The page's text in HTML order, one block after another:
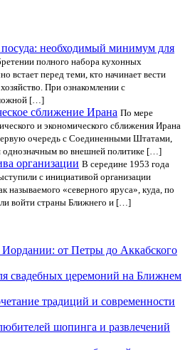
необходимый минимум для
полного набора кухонных
встает перед теми, кто начинает вести
При ознакомлении с
[…]
сближение Ирана По мере
и экономического сближения Ирана
очередь с Соединенными Штатами,
однозначным во внешней политике […]
организации В середине 1953 года
с инициативой организации
называемого «северного яруса», куда, по
войти страны Ближнего и […]
от Петры до Аккабского
свадебных церемоний на Ближнем
традиций и современности
шопинга и развлечений